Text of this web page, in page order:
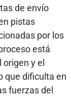
de envío
pistas
por los
está
y el
que dificulta en
fuerzas del